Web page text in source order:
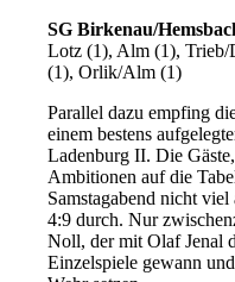
SG Birkenau/
Lotz (1), Alm (1),
(1), Orlik/Alm (1)
Parallel dazu empfing
einem bestens
Ladenburg II. Die
Ambitionen auf die
Samstagabend nicht
4:9 durch. Nur
Noll, der mit Olaf Jenal
Einzelspiele gewann